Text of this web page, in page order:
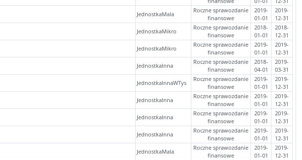
JednostkaMala
Roczne sprawozdanie
finansowe
2019-
01-01
2019-
12-31
JednostkaMikro
Roczne sprawozdanie
finansowe
2018-
01-01
2018-
12-31
JednostkaMikro
Roczne sprawozdanie
finansowe
2019-
01-01
2019-
12-31
JednostkaInna
Roczne sprawozdanie
finansowe
2018-
04-01
2019-
03-31
JednostkaInnaWTys
Roczne sprawozdanie
finansowe
2019-
01-01
2019-
12-31
JednostkaInna
Roczne sprawozdanie
finansowe
2019-
01-01
2019-
12-31
JednostkaInna
Roczne sprawozdanie
finansowe
2019-
01-01
2019-
12-31
JednostkaInna
Roczne sprawozdanie
finansowe
2019-
01-01
2019-
12-31
JednostkaMala
Roczne sprawozdanie
finansowe
2019-
01-01
2019-
12-31